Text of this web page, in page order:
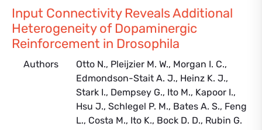
Input Connectivity Reveals Additional
Heterogeneity of Dopaminergic
Reinforcement in Drosophila
Authors
Otto N., Pleijzier M. W., Morgan I. C.,
Edmondson-Stait A. J., Heinz K. J.,
Stark I., Dempsey G., Ito M., Kapoor I.,
Hsu J., Schlegel P. M., Bates A. S., Feng
L., Costa M., Ito K., Bock D. D., Rubin G.